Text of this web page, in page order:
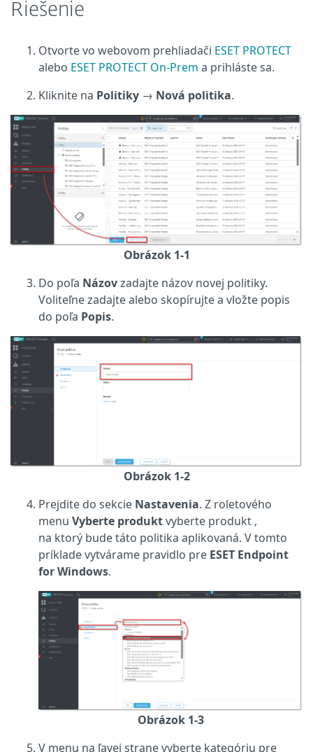
Riešenie
Otvorte vo webovom prehliadači ESET PROTECT
alebo ESET PROTECT On-Prem a prihláste sa.
Kliknite na Politiky → Nová politika.
Obrázok 1-1
Do poľa Názovzadajte názov novej politiky.
Voliteľne zadajte alebo skopírujte a vložte popis
do poľa Popis.
Obrázok 1-2
Prejdite do sekcie Nastavenia. Z roletového
menu Vyberte produktvyberte produkt ,
na ktorý bude táto politika aplikovaná. V tomto
príklade vytvárame pravidlo pre ESET Endpoint
for Windows.
Obrázok 1-3
V menu na ľavej strane vyberte kategóriu pre